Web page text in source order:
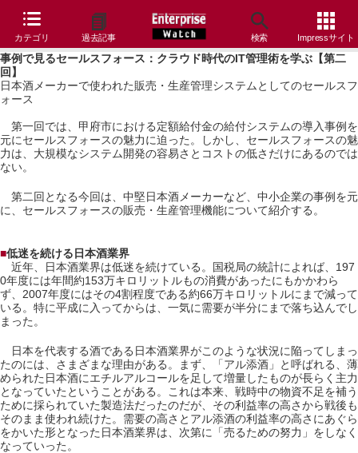
カテゴリ 過去記事 検索 Impressサイト
事例で見るセールスフォース：クラウド時代のIT管理術を学ぶ【第二
回】
日本酒メーカーで使われた販売・生産管理システムとしてのセールスフ
ォース
第一回では、甲府市における定額給付金の給付システムの導入事例を
元にセールスフォースの魅力に迫った。しかし、セールスフォースの魅
力は、大規模なシステム開発の容易さとコストの低さだけにあるのでは
ない。
第二回となる今回は、中堅日本酒メーカーなど、中小企業の事例を元
に、セールスフォースの販売・生産管理機能について紹介する。
■低迷を続ける日本酒業界
近年、日本酒業界は低迷を続けている。国税局の統計によれば、197
0年度には年間約153万キロリットルもの消費があったにもかかわら
ず、2007年度にはその4割程度である約66万キロリットルにまで減って
いる。特に平成に入ってからは、一気に需要が半分にまで落ち込んでし
まった。
日本を代表する酒である日本酒業界がこのような状況に陥ってしまっ
たのには、さまざまな理由がある。まず、「アル添酒」と呼ばれる、薄
められた日本酒にエチルアルコールを足して増量したものが長らく主力
となっていたということがある。これは本来、戦時中の物資不足を補う
ために採られていた製造法だったのだが、その利益率の高さから戦後も
そのまま使われ続けた。需要の高さとアル添酒の利益率の高さにあぐら
をかいた形となった日本酒業界は、次第に「売るための努力」をしなく
なっていった。